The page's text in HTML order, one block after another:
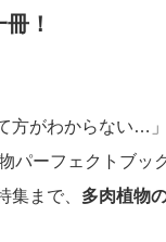
！
方がわからない…」
ーフェクトブッ
集まで、 多肉植物